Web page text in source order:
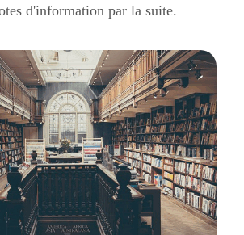
d'information par la suite.